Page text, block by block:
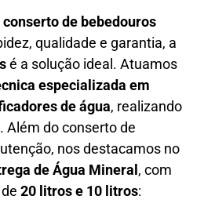
conserto de bebedouros
qualidade e garantia, a
é a solução ideal. Atuamos
especializada em
de água, realizando
Além do conserto de
nos destacamos no
de Água Mineral , com
20 litros e 10 litros: